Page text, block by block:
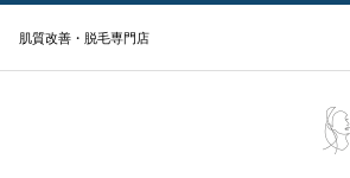
肌質改善・脱毛専門店